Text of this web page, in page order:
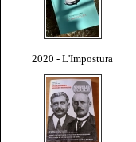
2020 - L'Impostura